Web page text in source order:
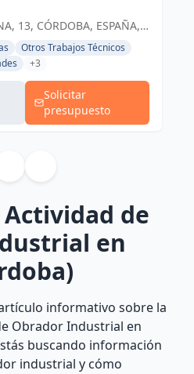
13, CÓRDOBA, ESPAÑA,
Otros Trabajos Técnicos
+3
Solicitar
presupuesto
de
en
informativo sobre la
Obrador Industrial en
buscando información
industrial y cómo